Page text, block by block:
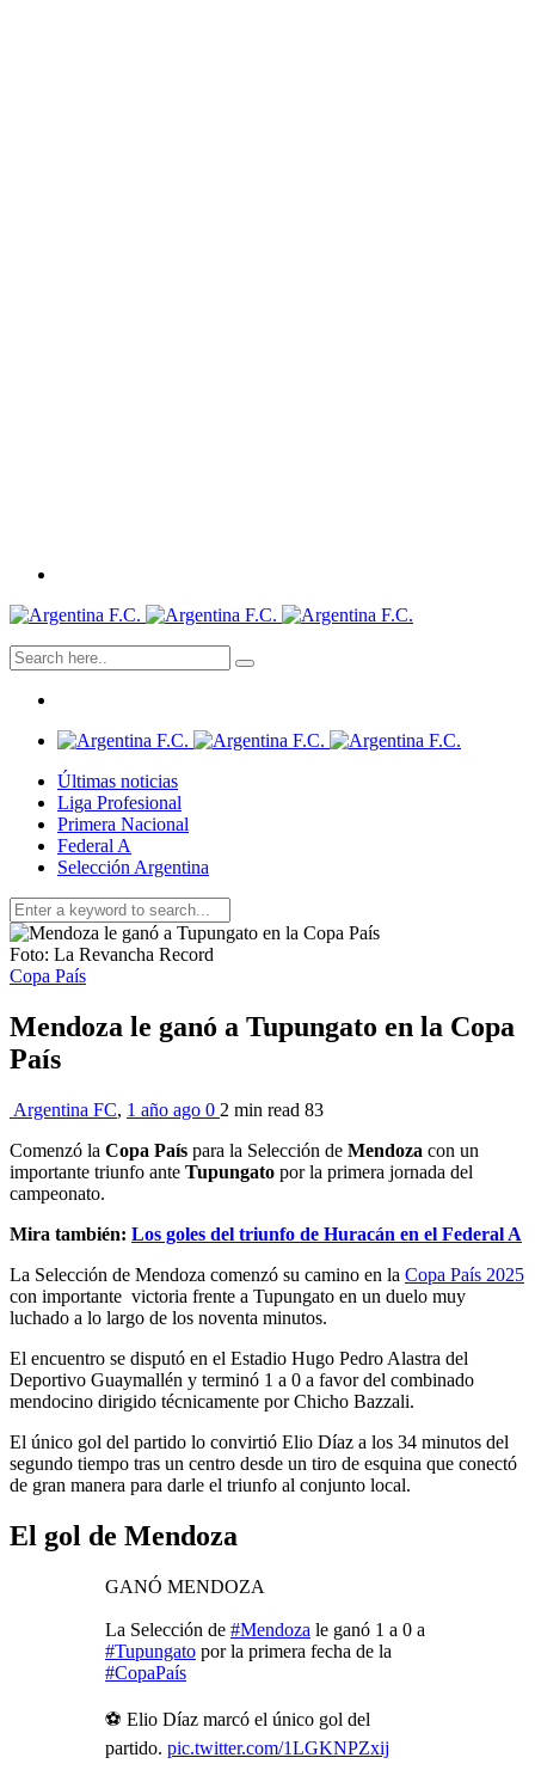
Últimas noticias
Liga Profesional
Primera Nacional
Federal A
Selección Argentina
Foto: La Revancha Record
Copa País
Mendoza le ganó a Tupungato en la Copa
País
Argentina FC, 1 año ago 0 2 min read 83
Comenzó la Copa País para la Selección de Mendoza con un
importante triunfo ante Tupungato por la primera jornada del
campeonato.
Mira también: Los goles del triunfo de Huracán en el Federal A
La Selección de Mendoza comenzó su camino en la Copa País 2025
con importante victoria frente a Tupungato en un duelo muy
luchado a lo largo de los noventa minutos.
El encuentro se disputó en el Estadio Hugo Pedro Alastra del
Deportivo Guaymallén y terminó 1 a 0 a favor del combinado
mendocino dirigido técnicamente por Chicho Bazzali.
El único gol del partido lo convirtió Elio Díaz a los 34 minutos del
segundo tiempo tras un centro desde un tiro de esquina que conectó
de gran manera para darle el triunfo al conjunto local.
El gol de Mendoza
GANÓ MENDOZA
La Selección de #Mendoza le ganó 1 a 0 a
#Tupungato por la primera fecha de la
#CopaPaís
⚽️ Elio Díaz marcó el único gol del
partido. pic.twitter.com/1LGKNPZxij